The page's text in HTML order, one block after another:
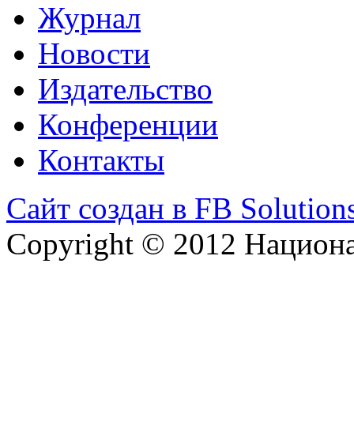
Журнал
Новости
Издательство
Конференции
Контакты
Сайт создан в FB
Copyright © 2012